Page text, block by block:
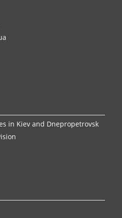
in Kiev and Dnepropetrovsk